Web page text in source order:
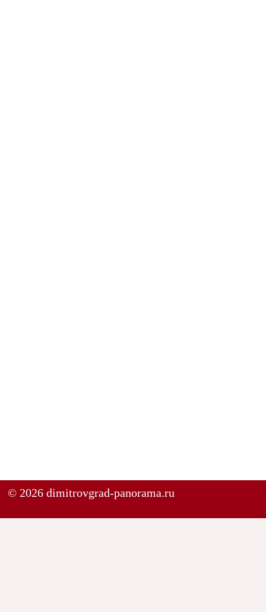
© 2026 dimitrovgrad-panorama.ru